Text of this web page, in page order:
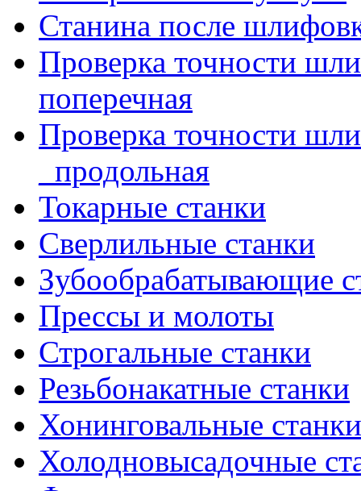
Станина после
Проверка точности
поперечная
Проверка точности
_продольная
Токарные станки
Сверлильные станки
Зубообрабатывающие
Прессы и молоты
Строгальные станки
Резьбонакатные станки
Хонинговальные станки
Холодновысадочные